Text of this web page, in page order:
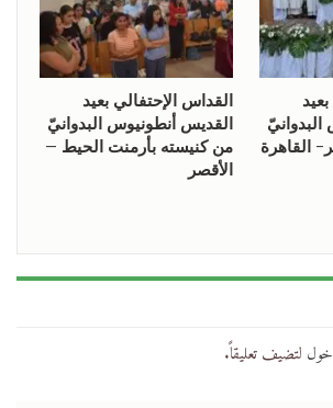
القاهرة
القداس الإحتفالي بعيد
القديس أنطونيوس البدوانيّ
من كنيسته بأرمنت الحيط –
الأقصر
لتضيف تعليقاً.